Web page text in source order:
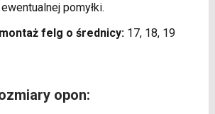
pomyłki.
felg o średnicy:17, 18, 19
opon: